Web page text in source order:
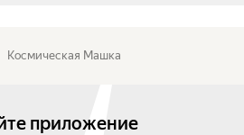
Космическая Машка
приложение